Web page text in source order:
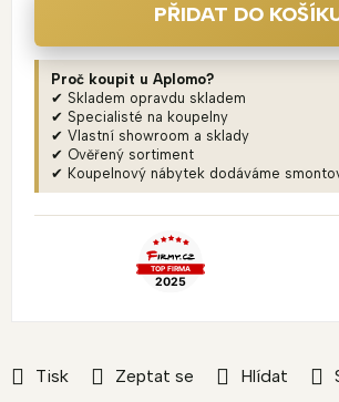
Tisk Zeptat se Hlídat
PŘIDAT DO
Proč koupit u Aplomo?
✔ Skladem opravdu skladem
✔ Specialisté na koupelny
✔ Vlastní showroom a sklady
✔ Ověřený sortiment
✔ Koupelnový nábytek dodáváme